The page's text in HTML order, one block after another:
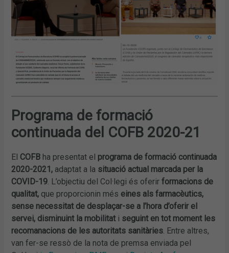
Programa de formació
continuada del COFB 2020-21
El COFB ha presentat el programa de formació continuada
2020-2021, adaptat a la situació actual marcada per la
COVID-19. L’objectiu del Col·legi és oferirformacions de
qualitat, que proporcionin més eines als farmacèutics,
sense necessitat de desplaçar-se a l’hora d’oferir el
servei, disminuint la mobilitati seguint en tot moment les
recomanacions de les autoritats sanitàries. Entre altres,
van fer-se ressò de la nota de premsa enviada pel